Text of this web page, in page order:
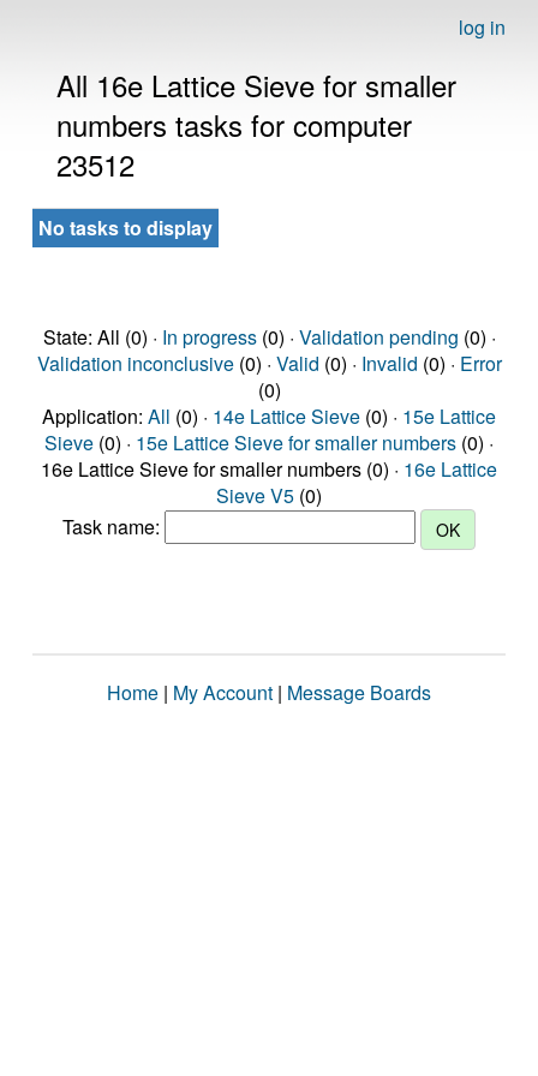
log in
All 16e Lattice Sieve for smaller
numbers tasks for computer
23512
No tasks to display
State: All (0) · In progress(0) · Validation pending (0) ·
Validation inconclusive(0) · Valid (0) · Invalid (0) · Error
(0)
Application: All (0) · 14e Lattice Sieve (0) · 15e Lattice
Sieve (0) · 15e Lattice Sieve for smaller numbers (0) ·
16e Lattice Sieve for smaller numbers (0) · 16e Lattice
Sieve V5 (0)
Task name:
Home | My Account | Message Boards